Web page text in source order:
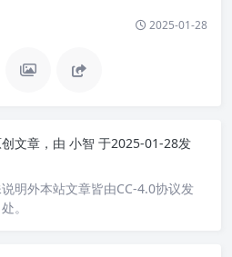
2025-01-28
文章，由 小智 于2025-01-28发
明外本站文章皆由CC-4.0协议发
。